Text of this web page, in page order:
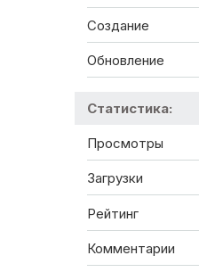
Создание
Обновление
Статистика:
Просмотры
Загрузки
Рейтинг
Комментарии